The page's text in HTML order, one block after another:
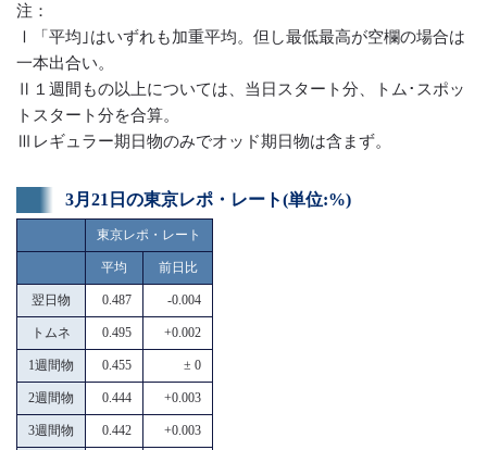
注：
Ⅰ「平均｣はいずれも加重平均。但し最低最高が空欄の場合は
一本出合い。
Ⅱ１週間もの以上については、当日スタート分、トム･スポッ
トスタート分を合算。
Ⅲレギュラー期日物のみでオッド期日物は含まず。
3月21日の東京レポ・レート(単位:%)
東京レポ・レート
平均 前日比
翌日物 0.487 -0.004
トムネ 0.495 +0.002
1週間物 0.455 ± 0
2週間物 0.444 +0.003
3週間物 0.442 +0.003